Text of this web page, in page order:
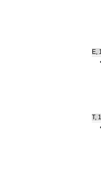
E,
T,